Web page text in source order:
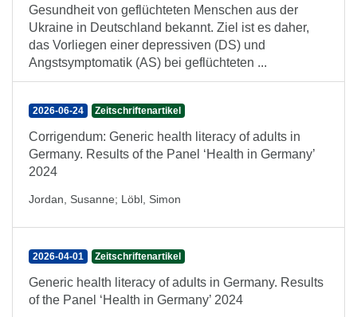
Gesundheit von geflüchteten Menschen aus der
Ukraine in Deutschland bekannt. Ziel ist es daher,
das Vorliegen einer depressiven (DS) und
Angstsymptomatik (AS) bei geflüchteten ...
2026-06-24 Zeitschriftenartikel
Corrigendum: Generic health literacy of adults in
Germany. Results of the Panel ‘Health in Germany’
2024
Jordan, Susanne; Löbl, Simon
2026-04-01 Zeitschriftenartikel
Generic health literacy of adults in Germany. Results
of the Panel ‘Health in Germany’ 2024